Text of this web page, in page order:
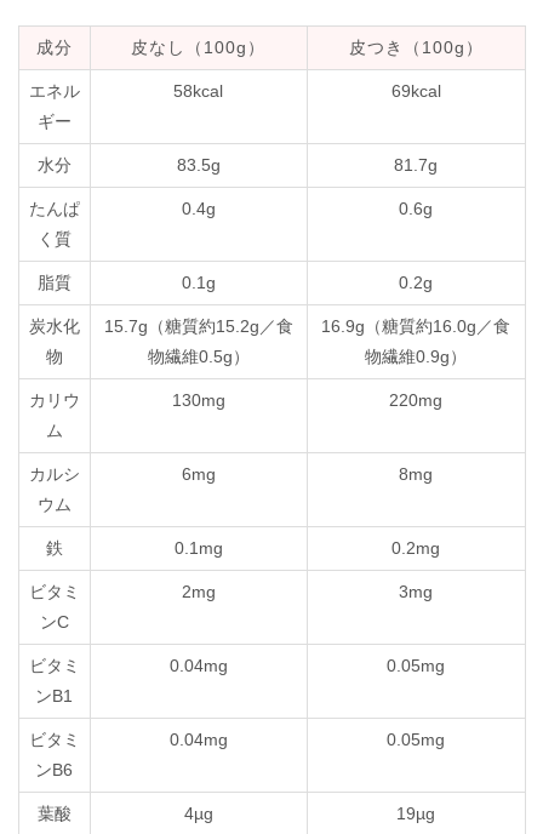
成分 皮なし（100g） 皮つき（100g）
エネル
ギー
58kcal 69kcal
水分 83.5g 81.7g
たんぱ
く質
0.4g 0.6g
脂質 0.1g 0.2g
炭水化
物
15.7g（糖質約15.2g／食
物繊維0.5g）
16.9g（糖質約16.0g／食
物繊維0.9g）
カリウ
ム
130mg 220mg
カルシ
ウム
6mg 8mg
鉄 0.1mg 0.2mg
ビタミ
ンC
2mg 3mg
ビタミ
ンB1
0.04mg 0.05mg
ビタミ
ンB6
0.04mg 0.05mg
葉酸 4µg 19µg